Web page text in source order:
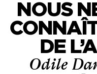
NOUS
DE
Odile